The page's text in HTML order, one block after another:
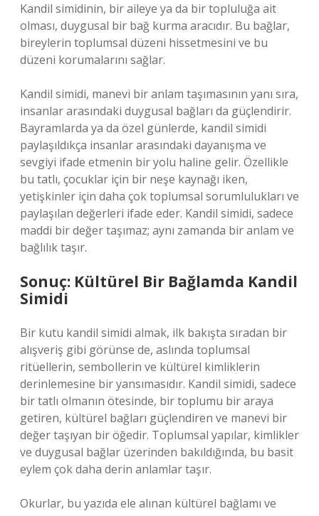
Kandil simidinin, bir aileye ya da bir topluluğa ait
olması, duygusal bir bağ kurma aracıdır. Bu bağlar,
bireylerin toplumsal düzeni hissetmesini ve bu
düzeni korumalarını sağlar.
Kandil simidi, manevi bir anlam taşımasının yanı sıra,
insanlar arasındaki duygusal bağları da güçlendirir.
Bayramlarda ya da özel günlerde, kandil simidi
paylaşıldıkça insanlar arasındaki dayanışma ve
sevgiyi ifade etmenin bir yolu haline gelir. Özellikle
bu tatlı, çocuklar için bir neşe kaynağı iken,
yetişkinler için daha çok toplumsal sorumlulukları ve
paylaşılan değerleri ifade eder. Kandil simidi, sadece
maddi bir değer taşımaz; aynı zamanda bir anlam ve
bağlılık taşır.
Sonuç: Kültürel Bir Bağlamda Kandil
Simidi
Bir kutu kandil simidi almak, ilk bakışta sıradan bir
alışveriş gibi görünse de, aslında toplumsal
ritüellerin, sembollerin ve kültürel kimliklerin
derinlemesine bir yansımasıdır. Kandil simidi, sadece
bir tatlı olmanın ötesinde, bir toplumu bir araya
getiren, kültürel bağları güçlendiren ve manevi bir
değer taşıyan bir öğedir. Toplumsal yapılar, kimlikler
ve duygusal bağlar üzerinden bakıldığında, bu basit
eylem çok daha derin anlamlar taşır.
Okurlar, bu yazıda ele alınan kültürel bağlamı ve